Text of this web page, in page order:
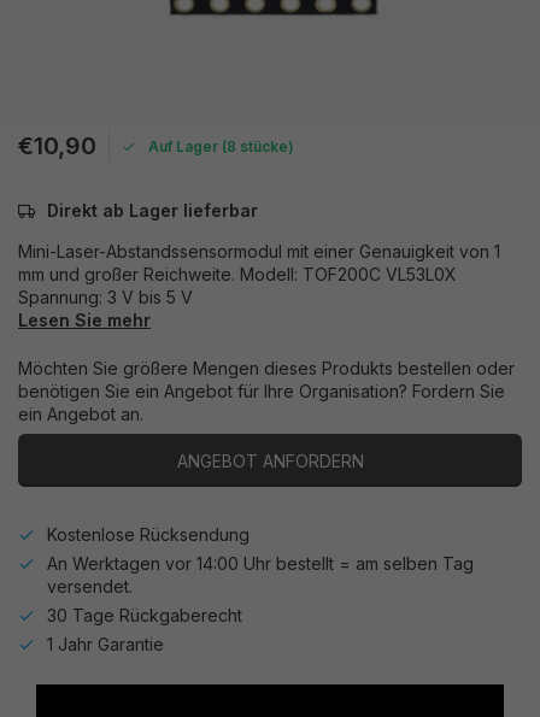
€10,90 Auf Lager (8 stücke)
Direkt ab Lager lieferbar
Mini-Laser-Abstandssensormodul mit einer Genauigkeit von 1
mm und großer Reichweite. Modell: TOF200C VL53L0X
Spannung: 3 V bis 5 V
Lesen Sie mehr
Möchten Sie größere Mengen dieses Produkts bestellen oder
benötigen Sie ein Angebot für Ihre Organisation? Fordern Sie
ein Angebot an.
ANGEBOT ANFORDERN
Kostenlose Rücksendung
An Werktagen vor 14:00 Uhr bestellt = am selben Tag
versendet.
30 Tage Rückgaberecht
1 Jahr Garantie